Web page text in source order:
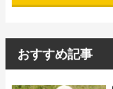
おすすめ記事